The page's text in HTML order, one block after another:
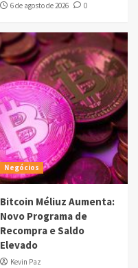
6 de agosto de 2026
0
Negócios
Bitcoin Méliuz Aumenta:
Novo Programa de
Recompra e Saldo
Elevado
Kevin Paz